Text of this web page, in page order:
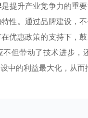
是提升产业竞争力的重
性。通过品牌建设，
优惠政策的支持下，
但带动了技术进步
中的利益最大化，从而